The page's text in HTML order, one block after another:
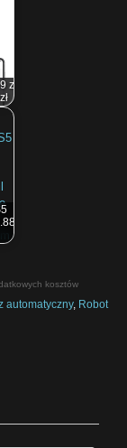
z
kosztów
automatyczny, Robot